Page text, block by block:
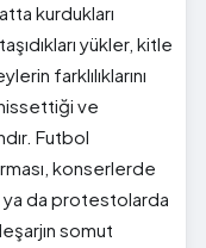
kurdukları
yükler, kitle
farklılıklarını
ve
Futbol
konserlerde
ya da protestolarda
somut